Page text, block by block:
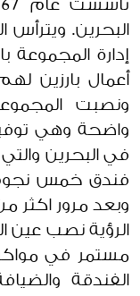
البحرين.
إدارة المجموعة
أعمال بارزين
ونصبت
واضحة وهي
في البحرين
فندق خمس نجوم
وبعد مرور اكثر
الرؤية نصب عين
مستمر في
الفندقة